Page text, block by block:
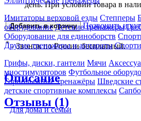
Имитаторы верховой езды Степперы
оборудование Детские тренажеры
Оборудование для единоборств
Другие тренажеры и аппараты
Грифы, диски, гантели Мячи
миостимуляторов Футбольное
Горнолыжные тренажёры Шведские
детские спортивные комплексы
Для дома и семьи
день. При условии товара в
Добавить в корзину Позвонить и
*- Звонок по России бесплатный.
Описание
Отзывы (1)